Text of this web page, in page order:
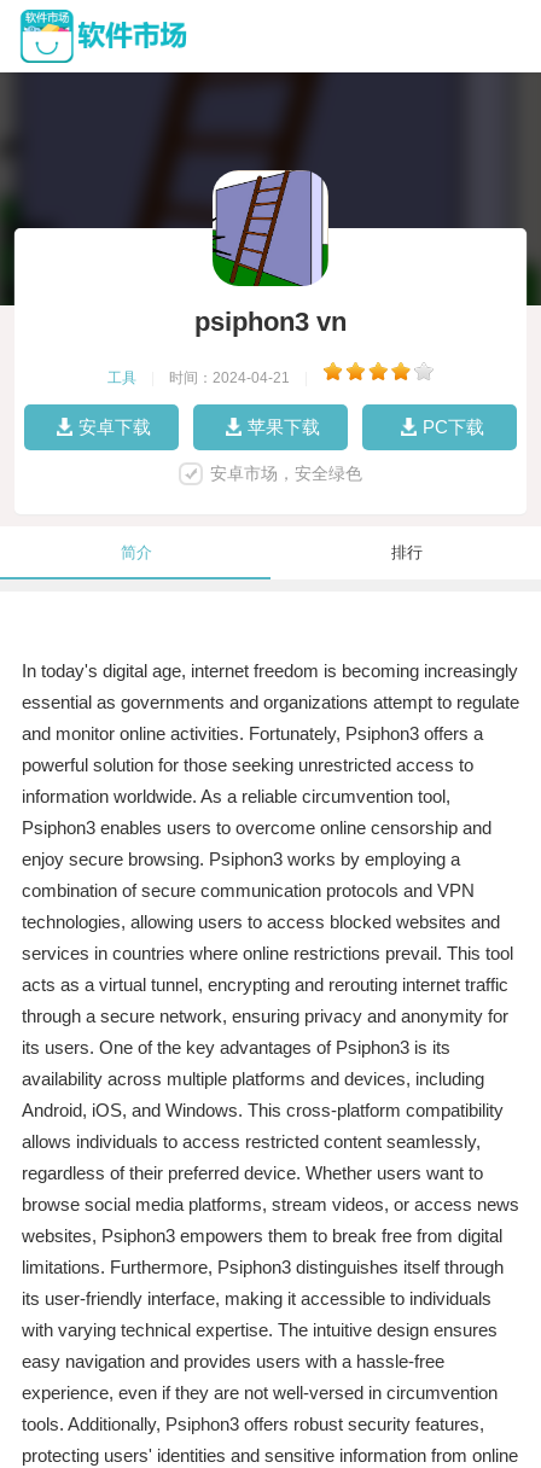
psiphon3 vn
工具 时间：2024-04-21
安卓下载 苹果下载 PC下载
安卓市场，安全绿色
简介 排行
In today's digital age, internet freedom is becoming increasingly
essential as governments and organizations attempt to regulate
and monitor online activities. Fortunately, Psiphon3 offers a
powerful solution for those seeking unrestricted access to
information worldwide. As a reliable circumvention tool,
Psiphon3 enables users to overcome online censorship and
enjoy secure browsing. Psiphon3 works by employing a
combination of secure communication protocols and VPN
technologies, allowing users to access blocked websites and
services in countries where online restrictions prevail. This tool
acts as a virtual tunnel, encrypting and rerouting internet traffic
through a secure network, ensuring privacy and anonymity for
its users. One of the key advantages of Psiphon3 is its
availability across multiple platforms and devices, including
Android, iOS, and Windows. This cross-platform compatibility
allows individuals to access restricted content seamlessly,
regardless of their preferred device. Whether users want to
browse social media platforms, stream videos, or access news
websites, Psiphon3 empowers them to break free from digital
limitations. Furthermore, Psiphon3 distinguishes itself through
its user-friendly interface, making it accessible to individuals
with varying technical expertise. The intuitive design ensures
easy navigation and provides users with a hassle-free
experience, even if they are not well-versed in circumvention
tools. Additionally, Psiphon3 offers robust security features,
protecting users' identities and sensitive information from online